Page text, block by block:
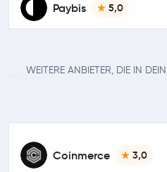
Paybis 5,0
WEITERE ANBIETER, DIE IN
Coinmerce 3,0